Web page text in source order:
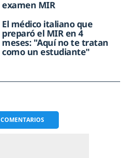
examen MIR
El médico italiano que
preparó el MIR en 4
meses: "Aquí no te tratan
como un estudiante"
COMENTARIOS